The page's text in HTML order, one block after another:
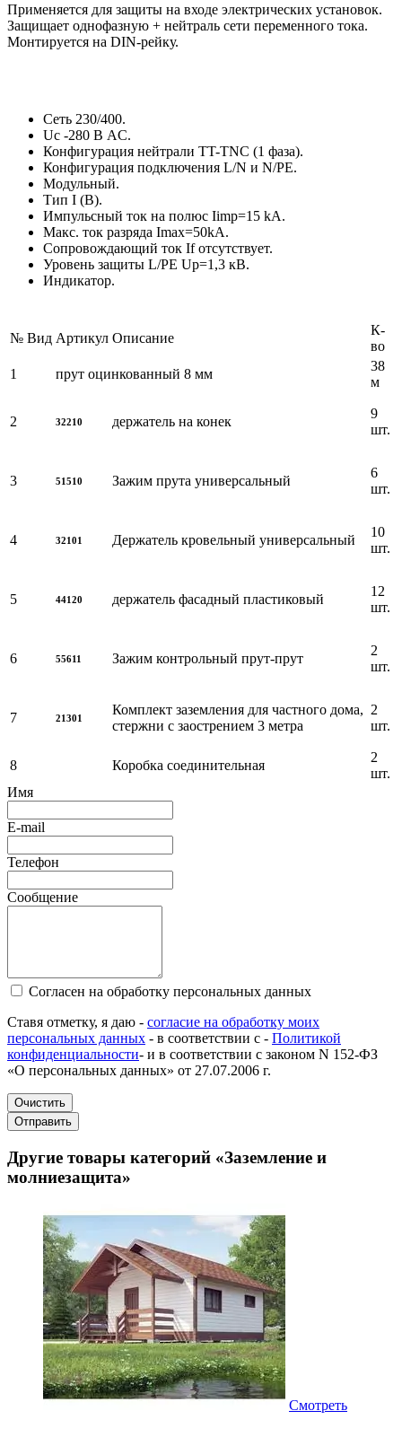
Применяется для защиты на входе электрических установок.
Защищает однофазную + нейтраль сети переменного тока.
Монтируется на DIN-рейку.
Сеть 230/400.
Uc -280 В AC.
Конфигурация нейтрали TT-TNС (1 фаза).
Конфигурация подключения L/N и N/PE.
Модульный.
Тип I (В).
Импульсный ток на полюс Iimp=15 kA.
Макс. ток разряда Imax=50kA.
Сопровождающий ток If отсутствует.
Уровень защиты L/PE Up=1,3 кВ.
Индикатор.
№ Вид Артикул Описание
К-
во
1
прут оцинкованный 8 мм
38
м
2 32210 держатель на конек
9
шт.
3 51510 Зажим прута универсальный
6
шт.
4 32101 Держатель кровельный универсальный
10
шт.
5 44120 держатель фасадный пластиковый
12
шт.
6 55611 Зажим контрольный прут-прут
2
шт.
7 21301
Комплект заземления для частного дома,
стержни с заострением 3 метра
2
шт.
8 Коробка соединительная
2
шт.
Имя
E-mail
Телефон
Сообщение
Согласен на обработку персональных данных
Ставя отметку, я даю - согласие на обработку моих
персональных данных - в соответствии с - Политикой
конфиденциальности- и в соответствии с законом N 152-ФЗ
«О персональных данных» от 27.07.2006 г.
Очистить
Отправить
Другие товары категорий «Заземление и
молниезащита»
Смотреть